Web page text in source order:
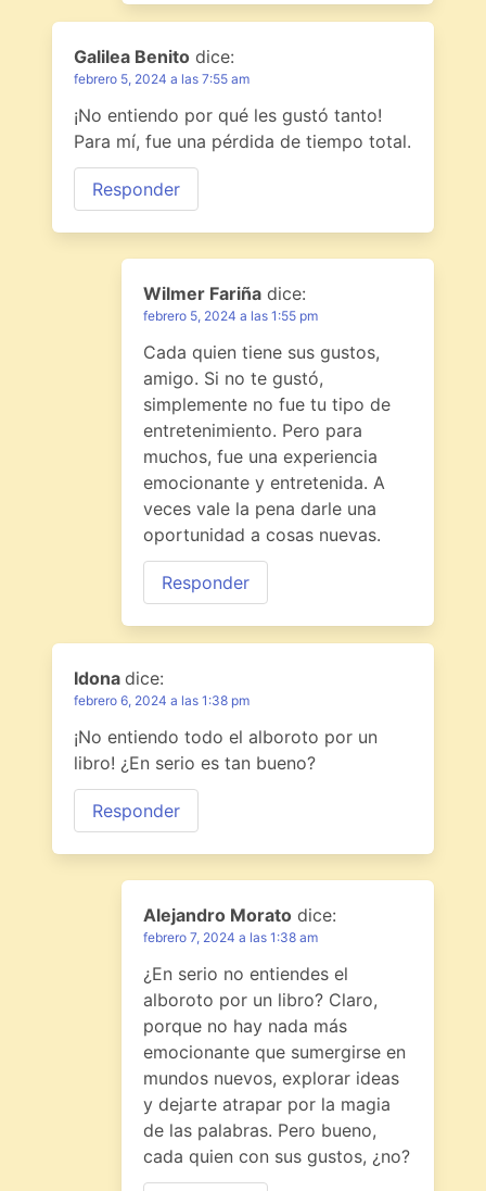
Galilea Benito dice:
febrero 5, 2024 a las 7:55 am
¡No entiendo por qué les gustó tanto!
Para mí, fue una pérdida de tiempo total.
Responder
Wilmer Fariña dice:
febrero 5, 2024 a las 1:55 pm
Cada quien tiene sus gustos,
amigo. Si no te gustó,
simplemente no fue tu tipo de
entretenimiento. Pero para
muchos, fue una experiencia
emocionante y entretenida. A
veces vale la pena darle una
oportunidad a cosas nuevas.
Responder
Idona dice:
febrero 6, 2024 a las 1:38 pm
¡No entiendo todo el alboroto por un
libro! ¿En serio es tan bueno?
Responder
Alejandro Morato dice:
febrero 7, 2024 a las 1:38 am
¿En serio no entiendes el
alboroto por un libro? Claro,
porque no hay nada más
emocionante que sumergirse en
mundos nuevos, explorar ideas
y dejarte atrapar por la magia
de las palabras. Pero bueno,
cada quien con sus gustos, ¿no?